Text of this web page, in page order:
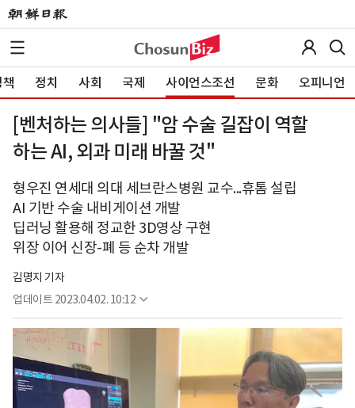
정치 사회 국제 사이언스조선 문화 오피니언
[벤처하는 의사들] "암 수술 길잡이 역할
하는 AI, 외과 미래 바꿀 것"
형우진 연세대 의대 세브란스병원 교수...휴톰 설립
AI 기반 수술 내비게이션 개발
딥러닝 활용해 정교한 3D영상 구현
위장 이어 신장-폐 등 순차 개발
김명지 기자
업데이트 2023.04.02. 10:12